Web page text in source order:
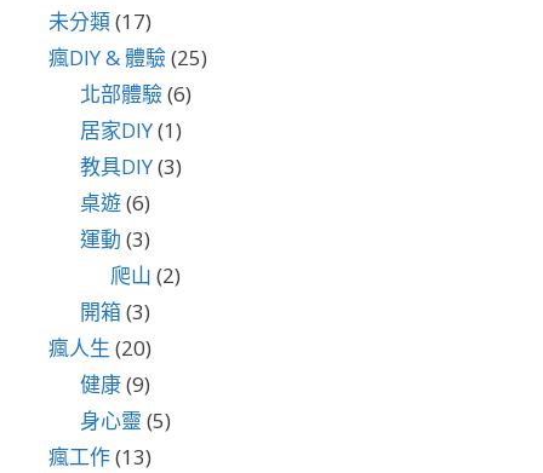
未分類(17)
瘋DIY & 體驗(25)
北部體驗(6)
居家DIY(1)
教具DIY(3)
桌遊(6)
運動 (3)
爬山 (2)
開箱(3)
瘋人生 (20)
健康(9)
身心靈 (5)
瘋工作(13)